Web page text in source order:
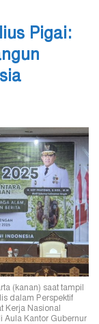
Pigai:
(kanan) saat tampil
dalam Perspektif
Kerja Nasional
Aula Kantor Gubernur